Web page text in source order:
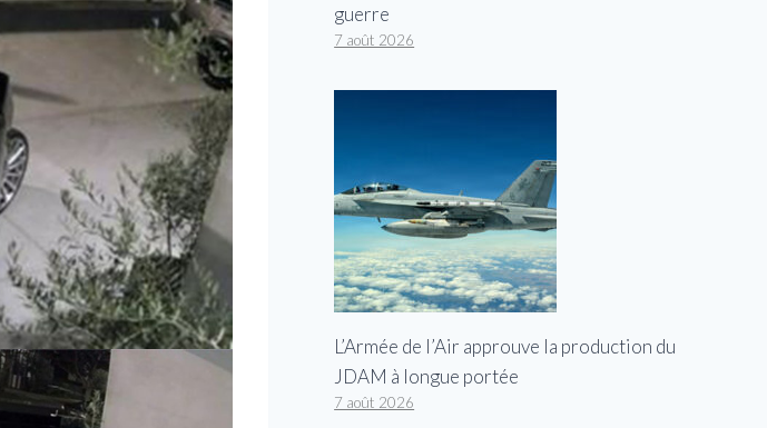
guerre
7 août 2026
L’Armée de l’Air approuve la production du
JDAM à longue portée
7 août 2026